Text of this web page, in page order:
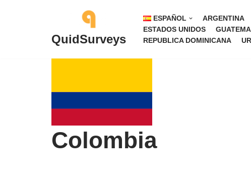
QuidSurveys
ESPAÑOL ARGENTINA
ESTADOS UNIDOS
REPUBLICA DOMINICANA
Colombia